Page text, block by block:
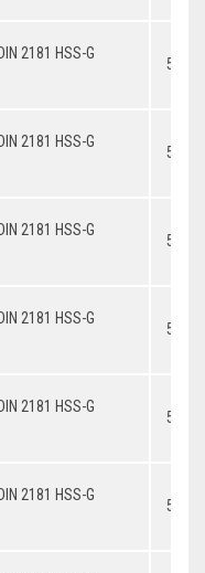
2181 HSS-G
2181 HSS-G
2181 HSS-G
2181 HSS-G
2181 HSS-G
2181 HSS-G